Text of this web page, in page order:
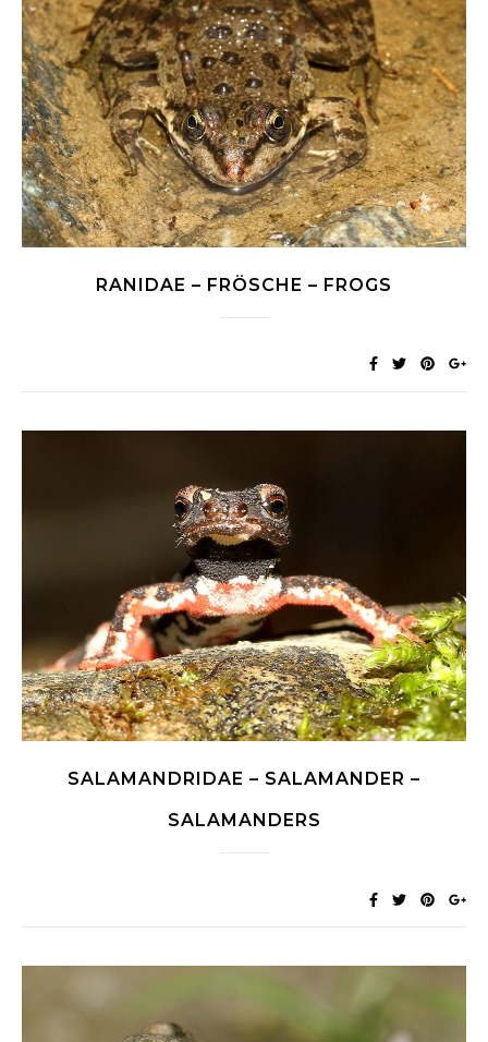
RANIDAE – FRÖSCHE – FROGS
SALAMANDRIDAE – SALAMANDER –
SALAMANDERS